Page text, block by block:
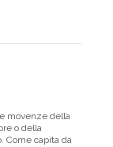
movenze della
o della
Come capita da